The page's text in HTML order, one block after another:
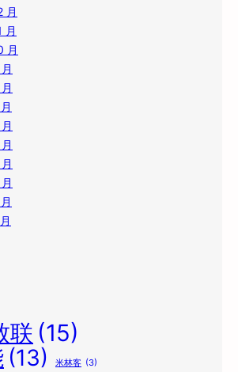
月
月
月
联 (15)
(13) 米林客 (3)